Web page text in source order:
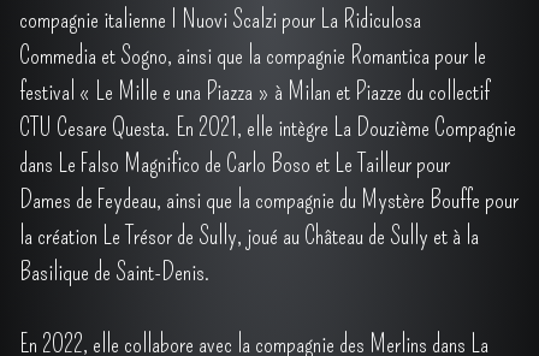
compagnie italienne I Nuovi Scalzi pour La Ridiculosa
Commedia et Sogno, ainsi que la compagnie Romantica pour le
festival « Le Mille e una Piazza » à Milan et Piazze du collectif
CTU Cesare Questa. En 2021, elle intègre La Douzième Compagnie
dans Le Falso Magnifico de Carlo Boso et Le Tailleur pour
Dames de Feydeau, ainsi que la compagnie du Mystère Bouffe pour
la création Le Trésor de Sully, joué au Château de Sully et à la
Basilique de Saint-Denis.
En 2022, elle collabore avec la compagnie des Merlins dans La